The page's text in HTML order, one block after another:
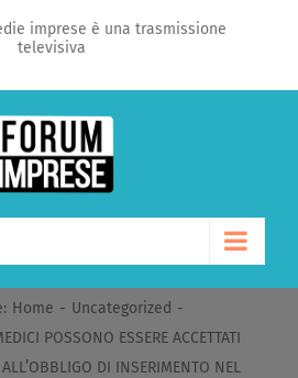
imprese è una trasmissione
televisiva
: Home - Uncategorized -
POSSONO ESSERE ACCETTATI
DI INSERIMENTO NEL